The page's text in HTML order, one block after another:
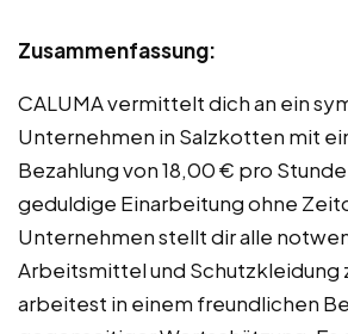
Zusammenfassung:
CALUMA vermittelt dich an ein
Unternehmen in Salzkotten mit
Bezahlung von 18,00 € pro
geduldige Einarbeitung ohne
Unternehmen stellt dir alle
Arbeitsmittel und Schutzkleidung
arbeitest in einem freundlichen